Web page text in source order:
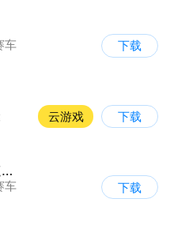
车
下载
云游戏 下载
狂野飙车9：竞速传奇
车
下载